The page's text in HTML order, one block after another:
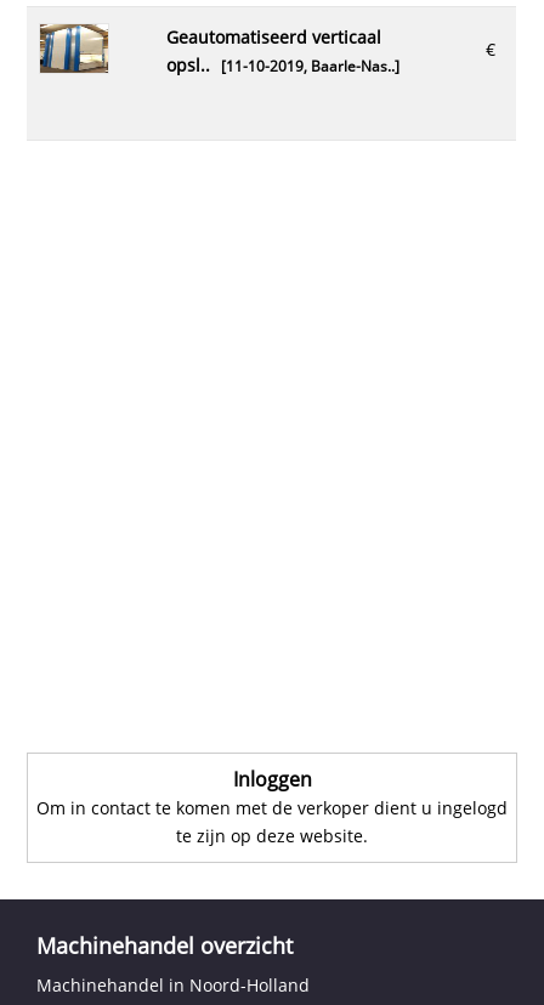
€
geautomatiseerd verticaal
opsl..[11-10-2019, Baarle-Nas..]
Inloggen
Om in contact te komen met de verkoper dient u ingelogd
te zijn op deze website.
Machinehandel overzicht
Machinehandel in Noord-Holland